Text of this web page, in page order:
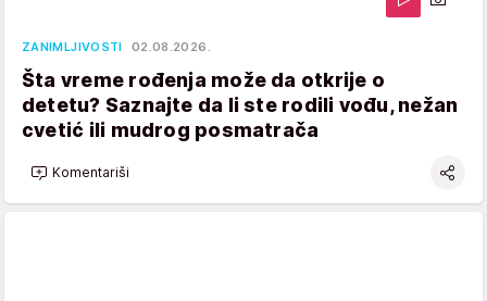
ZANIMLJIVOSTI 02.08.2026.
Šta vreme rođenja može da otkrije o
detetu? Saznajte da li ste rodili vođu, nežan
cvetić ili mudrog posmatrača
Komentariši